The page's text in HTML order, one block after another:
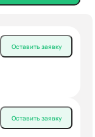
Оставить заявку
Оставить заявку